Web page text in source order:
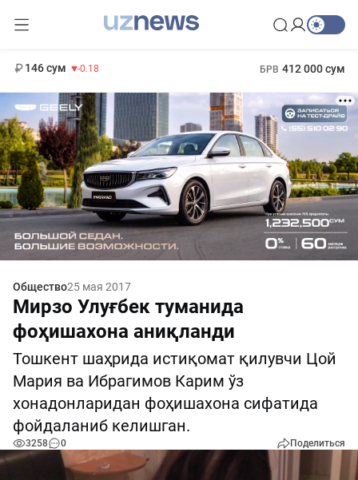
146 сум -0.18 БРВ 412 000 сум
Общество25 мая 2017
Мирзо Улуғбек туманида
фоҳишахона аниқланди
Тошкент шаҳрида истиқомат қилувчи Цой
Мария ва Ибрагимов Карим ўз
хонадонларидан фоҳишахона сифатида
фойдаланиб келишган.
3258 0 Поделиться